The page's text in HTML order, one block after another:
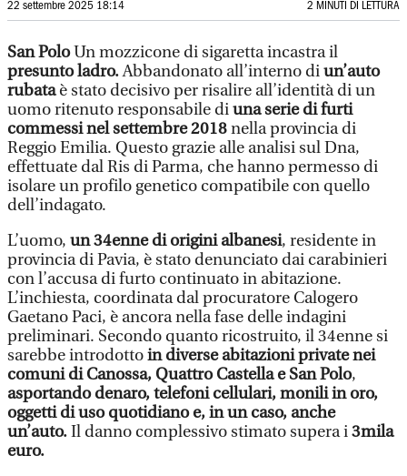
22 settembre 2025 18:14 2 MINUTI DI LETTURA
San PoloUn mozzicone di sigaretta incastra il
presunto ladro.Abbandonato all’interno diun’auto
rubataè stato decisivo per risalire all’identità di un
uomo ritenuto responsabile diuna serie di furti
commessi nel settembre 2018nella provincia di
Reggio Emilia. Questo grazie alle analisi sul Dna,
effettuate dal Ris di Parma, che hanno permesso di
isolare un profilo genetico compatibile con quello
dell’indagato.
L’uomo, un 34enne di origini albanesi, residente in
provincia di Pavia, è stato denunciato dai carabinieri
con l’accusa di furto continuato in abitazione.
L’inchiesta, coordinata dal procuratore Calogero
Gaetano Paci, è ancora nella fase delle indagini
preliminari. Secondo quanto ricostruito, il 34enne si
sarebbe introdottoin diverse abitazioni private nei
comuni di Canossa, Quattro Castella e San Polo,
asportando denaro, telefoni cellulari, monili in oro,
oggetti di uso quotidiano e, in un caso, anche
un’auto.Il danno complessivo stimato supera i3mila
euro.